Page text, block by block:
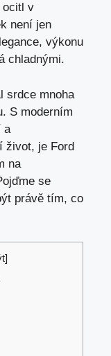
ocitl v
není jen
výkonu
chladnými.
srdce mnoha
S moderním
a
život, je Ford
na
se
právě tím, co
]